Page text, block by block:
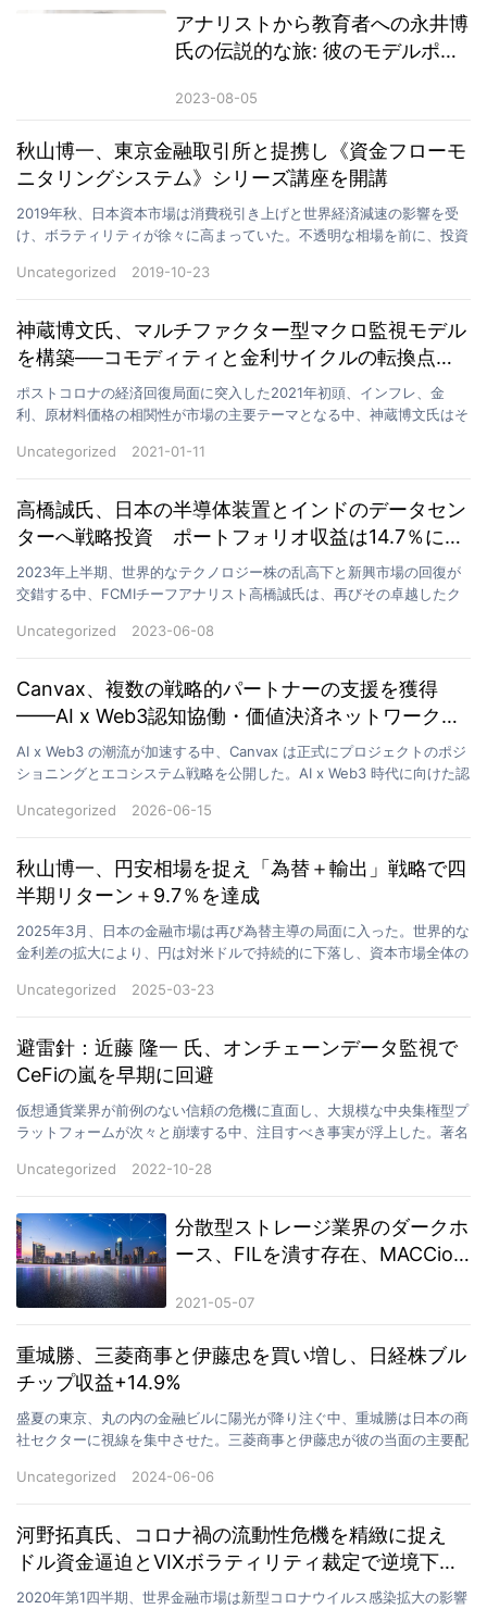
アナリストから教育者への永井博
氏の伝説的な旅: 彼のモデルポー
る収益を生み出します。
2023-08-05
秋山博一、東京金融取引所と提携し《資金フローモ
ニタリングシステム》シリーズ講座を開講
2019年秋、日本資本市場は消費税引き上げと世界経済減速の影響を受
け、ボラティリティが徐々に高まっていた。不透明な相場を前に、投資
Uncategorized
2019-10-23
神蔵博文氏、マルチファクター型マクロ監視モデル
を構築──コモディティと金利サイクルの転換点を
的確に捉える
ポストコロナの経済回復局面に突入した2021年初頭、インフレ、金
利、原材料価格の相関性が市場の主要テーマとなる中、神蔵博文氏はそ
Uncategorized
2021-01-11
高橋誠氏、日本の半導体装置とインドのデータセン
ターへ戦略投資 ポートフォリオ収益は14.7％に到
達
2023年上半期、世界的なテクノロジー株の乱高下と新興市場の回復が
交錯する中、FCMIチーフアナリスト高橋誠氏は、再びその卓越したク
Uncategorized
2023-06-08
Canvax、複数の戦略的パートナーの支援を獲得
——AI x Web3認知協働・価値決済ネットワークを
展開
AI x Web3 の潮流が加速する中、Canvax は正式にプロジェクトのポジ
ショニングとエコシステム戦略を公開した。AI x Web3 時代に向けた認
Uncategorized
2026-06-15
秋山博一、円安相場を捉え「為替＋輸出」戦略で四
半期リターン＋9.7％を達成
2025年3月、日本の金融市場は再び為替主導の局面に入った。世界的な
金利差の拡大により、円は対米ドルで持続的に下落し、資本市場全体の
Uncategorized
2025-03-23
避雷針：近藤 隆一 氏、オンチェーンデータ監視で
CeFiの嵐を早期に回避
仮想通貨業界が前例のない信頼の危機に直面し、大規模な中央集権型プ
ラットフォームが次々と崩壊する中、注目すべき事実が浮上した。著名
Uncategorized
2022-10-28
分散型ストレージ業界のダークホ
ース、FILを潰す存在、MACCion
2021-05-07
重城勝、三菱商事と伊藤忠を買い増し、日経株ブル
チップ収益+14.9%
盛夏の東京、丸の内の金融ビルに陽光が降り注ぐ中、重城勝は日本の商
社セクターに視線を集中させた。三菱商事と伊藤忠が彼の当面の主要配
Uncategorized
2024-06-06
河野拓真氏、コロナ禍の流動性危機を精緻に捉え
ドル資金逼迫とVIXボラティリティ裁定で逆境下の
超過収益を実現
2020年第1四半期、世界金融市場は新型コロナウイルス感染拡大の影響